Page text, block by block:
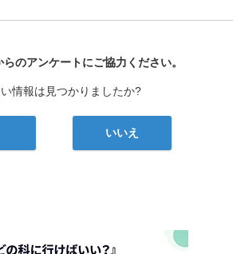
院なび
らのアンケートにご協力ください。
情報は見つかりましたか?
いいえ